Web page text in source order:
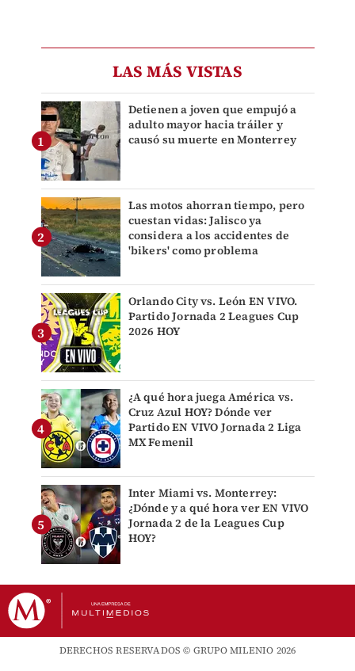
LAS MÁS VISTAS
Detienen a joven que empujó a
adulto mayor hacia tráiler y
causó su muerte en Monterrey
Las motos ahorran tiempo, pero
cuestan vidas: Jalisco ya
considera a los accidentes de
'bikers' como problema
Orlando City vs. León EN VIVO.
Partido Jornada 2 Leagues Cup
2026 HOY
¿A qué hora juega América vs.
Cruz Azul HOY? Dónde ver
Partido EN VIVO Jornada 2 Liga
MX Femenil
Inter Miami vs. Monterrey:
¿Dónde y a qué hora ver EN VIVO
Jornada 2 de la Leagues Cup
HOY?
DERECHOS RESERVADOS © GRUPO MILENIO 2026